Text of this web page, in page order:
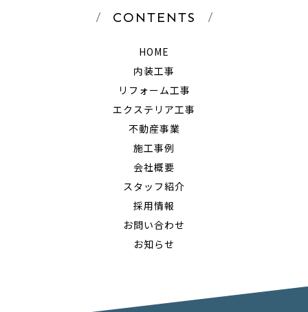
CONTENTS
HOME
内装工事
リフォーム工事
エクステリア工事
不動産事業
施工事例
会社概要
スタッフ紹介
採用情報
お問い合わせ
お知らせ